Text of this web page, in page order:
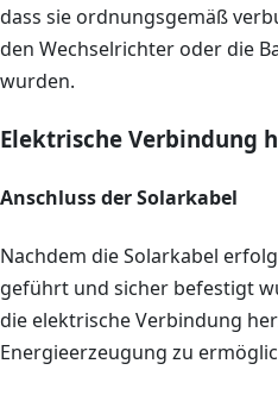
dass sie ordnungsgemäß
den Wechselrichter oder die
wurden.
Elektrische Verbindung
Anschluss der Solarkabel
Nachdem die Solarkabel
geführt und sicher befestigt
die elektrische Verbindung
Energieerzeugung zu